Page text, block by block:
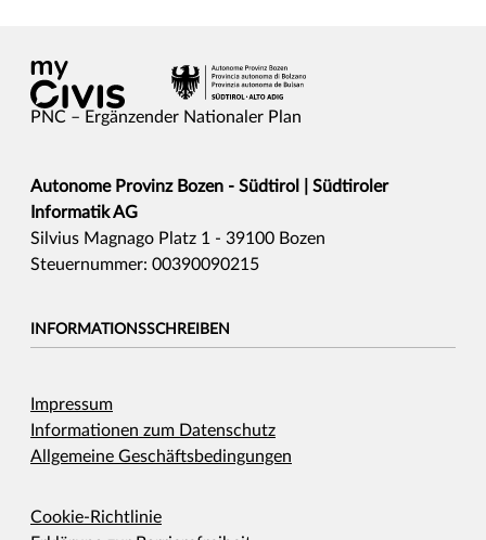
PNC – Ergänzender Nationaler Plan
Autonome Provinz Bozen - Südtirol | Südtiroler
Informatik AG
Silvius Magnago Platz 1 - 39100 Bozen
Steuernummer: 00390090215
INFORMATIONSSCHREIBEN
Impressum
Informationen zum Datenschutz
Allgemeine Geschäftsbedingungen
Cookie-Richtlinie